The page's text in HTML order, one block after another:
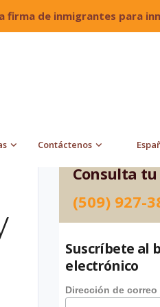
firma de inmigrantes para
Contáctenos
Consulta tu
(509) 927-
Suscríbete al
electrónico
Dirección de